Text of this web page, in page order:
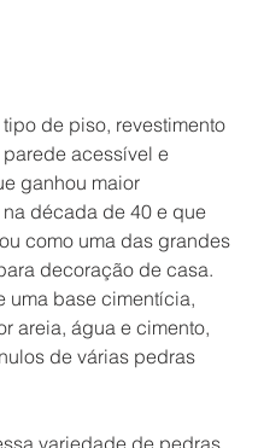
de piso, revestimento
acessível e
ganhou maior
década de 40 e que
como uma das grandes
decoração de casa.
uma base cimentícia,
areia, água e cimento,
de várias pedras
variedade de pedras